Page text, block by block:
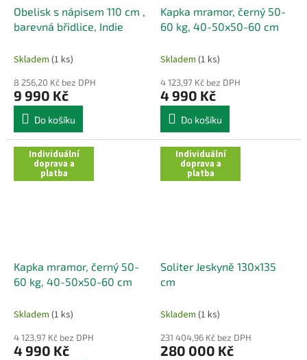
Obelisk s nápisem 110 cm ,
barevná břidlice, Indie
Skladem (1 ks)
8 256,20 Kč bez DPH
9 990 Kč
Do košíku
Kapka mramor, černý 50-
60 kg, 40-50x50-60 cm
Skladem (1 ks)
4 123,97 Kč bez DPH
4 990 Kč
Do košíku
Individuální
doprava a
platba
Kapka mramor, černý 50-
60 kg, 40-50x50-60 cm
Skladem (1 ks)
4 123,97 Kč bez DPH
4 990 Kč
Individuální
doprava a
platba
Soliter Jeskyně 130x135
cm
Skladem (1 ks)
231 404,96 Kč bez DPH
280 000 Kč